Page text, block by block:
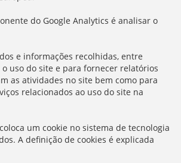
do Google Analytics é analisar o
e informações recolhidas, entre
uso do site e para fornecer relatórios
as atividades no site bem como para
relacionados ao uso do site na
um cookie no sistema de tecnologia
A definição de cookies é explicada